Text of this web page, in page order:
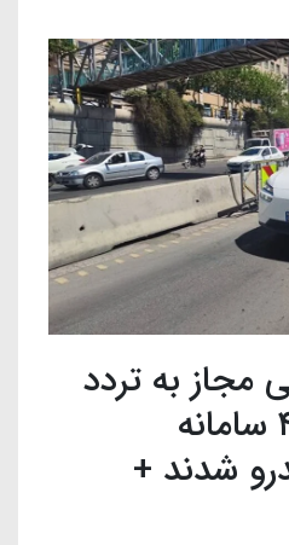
مجاز به تردد
در خطوط ۹ و ۴ سامانه
شدند +